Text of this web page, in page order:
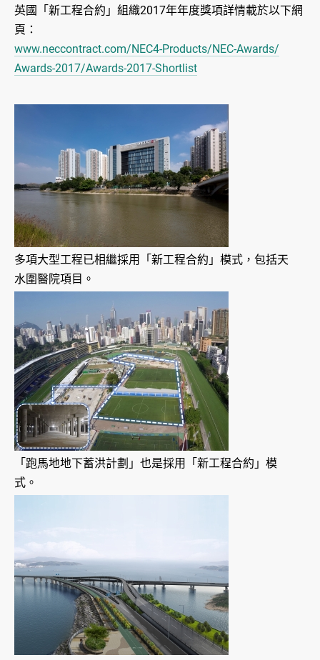
英國「新工程合約」組織2017年年度獎項詳情載於以下網
頁：
www.neccontract.com/NEC4-Products/NEC-Awards/
Awards-2017/Awards-2017-Shortlist
多項大型工程已相繼採用「新工程合約」模式，包括天
水圍醫院項目。
「跑馬地地下蓄洪計劃」也是採用「新工程合約」模
式。